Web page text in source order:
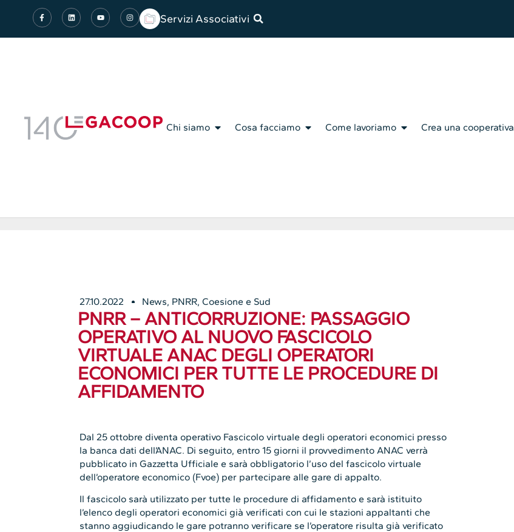
Servizi Associativi
Chi siamo Cosa facciamo Come lavoriamo Crea una cooperativa
27.10.2022 News, PNRR, Coesione e Sud
PNRR – ANTICORRUZIONE: PASSAGGIO
OPERATIVO AL NUOVO FASCICOLO
VIRTUALE ANAC DEGLI OPERATORI
ECONOMICI PER TUTTE LE PROCEDURE DI
AFFIDAMENTO
Dal 25 ottobre diventa operativo Fascicolo virtuale degli operatori economici presso
la banca dati dell’ANAC. Di seguito, entro 15 giorni il provvedimento ANAC verrà
pubblicato in Gazzetta Ufficiale e sarà obbligatorio l’uso del fascicolo virtuale
dell’operatore economico (Fvoe) per partecipare alle gare di appalto.
Il fascicolo sarà utilizzato per tutte le procedure di affidamento e sarà istituito
l’elenco degli operatori economici già verificati con cui le stazioni appaltanti che
stanno aggiudicando le gare potranno verificare se l’operatore risulta già verificato